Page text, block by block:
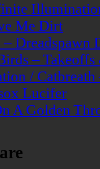
Me Dirt
Dreadspawn
–
/
Lucifer
A Golden